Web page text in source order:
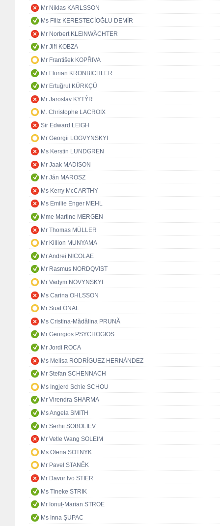
Mr Niklas KARLSSON
Ms Filiz KERESTECİOĞLU DEMİR
Mr Norbert KLEINWÄCHTER
Mr Jiři KOBZA
Mr František KOPŘIVA
Mr Florian KRONBICHLER
Mr Ertuğrul KÜRKÇÜ
Mr Jaroslav KYTÝR
M. Christophe LACROIX
Sir Edward LEIGH
Mr Georgii LOGVYNSKYI
Ms Kerstin LUNDGREN
Mr Jaak MADISON
Mr Ján MAROSZ
Ms Kerry McCARTHY
Ms Emilie Enger MEHL
Mme Martine MERGEN
Mr Thomas MÜLLER
Mr Killion MUNYAMA
Mr Andrei NICOLAE
Mr Rasmus NORDQVIST
Mr Vadym NOVYNSKYI
Ms Carina OHLSSON
Mr Suat ÖNAL
Ms Cristina-Mădălina PRUNĂ
Mr Georgios PSYCHOGIOS
Mr Jordi ROCA
Ms Melisa RODRÍGUEZ HERNÁNDEZ
Mr Stefan SCHENNACH
Ms Ingjerd Schie SCHOU
Mr Virendra SHARMA
Ms Angela SMITH
Mr Serhii SOBOLIEV
Mr Vetle Wang SOLEIM
Ms Olena SOTNYK
Mr Pavel STANĚK
Mr Davor Ivo STIER
Ms Tineke STRIK
Mr Ionuț-Marian STROE
Ms Inna ŞUPAC